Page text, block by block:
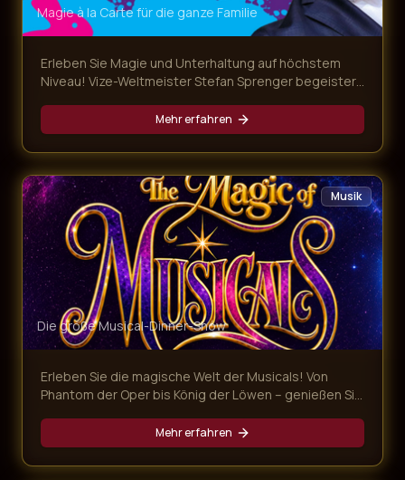
Magie à la Carte für die ganze Familie
Erleben Sie Magie und Unterhaltung auf höchstem
Niveau! Vize-Weltmeister Stefan Sprenger begeistert
magischen Überraschungen – begleitet von einem
köstlichen Mehr-Gänge-Menü.
Mehr erfahren
Musik
Die große Musical-Dinner-Show
Erleben Sie die magische Welt der Musicals! Von
Phantom der Oper bis König der Löwen – genießen Sie
dargeboten von erstklassigen Künstlern.
Mehr erfahren